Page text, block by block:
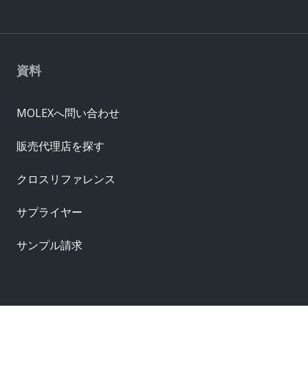
資料
MOLEXへ問い合わせ
販売代理店を探す
クロスリファレンス
サプライヤー
サンプル請求